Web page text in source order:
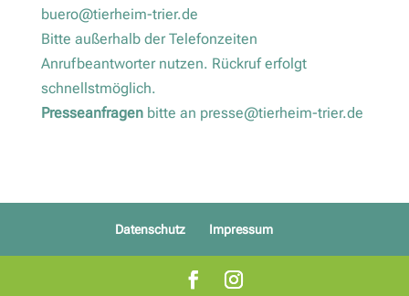
buero@tierheim-trier.de
Bitte außerhalb der Telefonzeiten
Anrufbeantworter nutzen. Rückruf erfolgt
schnellstmöglich.
Presseanfragen bitte an presse@tierheim-trier.de
Datenschutz Impressum